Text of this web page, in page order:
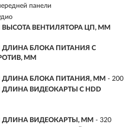
панели
ВЕНТИЛЯТОРА ЦП, ММ
БЛОКА ПИТАНИЯ С
ММ
БЛОКА ПИТАНИЯ, ММ - 200
ВИДЕОКАРТЫ С HDD
ВИДЕОКАРТЫ, ММ - 320